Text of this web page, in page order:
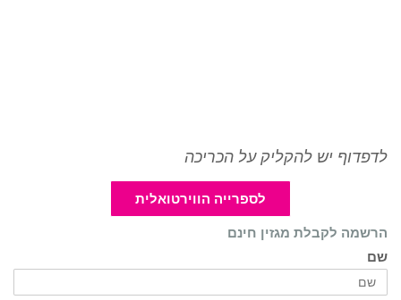
לדפדוף יש להקליק על הכריכה
לספרייה הווירטואלית
הרשמה לקבלת מגזין חינם
שם